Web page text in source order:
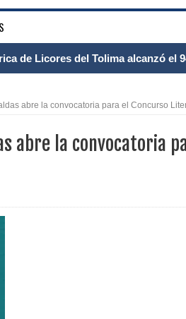
su conectividad con una
Departamental para el abordaje
para recibir delegaciones y
espacios comunitarios que
abre la convocatoria para el Concurso
abre la convocatoria